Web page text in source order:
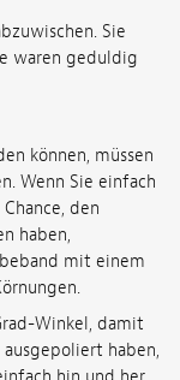
Sie
waren geduldig
können, müssen
Wenn Sie einfach
den
haben,
mit einem
Winkel, damit
haben,